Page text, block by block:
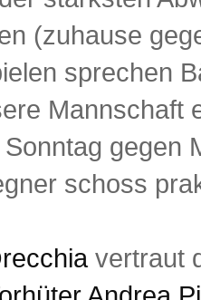
(zuhause
sprechen
Mannschaft
gegen
schoss
vertraut